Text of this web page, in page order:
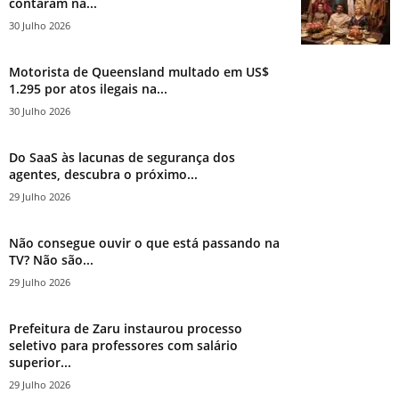
30 Julho 2026
Motorista de Queensland multado em US$
1.295 por atos ilegais na...
30 Julho 2026
Do SaaS às lacunas de segurança dos
agentes, descubra o próximo...
29 Julho 2026
Não consegue ouvir o que está passando na
TV? Não são...
29 Julho 2026
Prefeitura de Zaru instaurou processo
seletivo para professores com salário
superior...
29 Julho 2026